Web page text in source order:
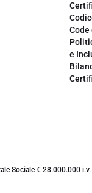
Code
e
Sociale € 28.000.000